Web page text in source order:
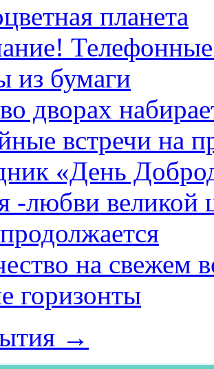
планета
из бумаги
дворах
встречи на
«День
-любви великой
на свежем
горизонты
→